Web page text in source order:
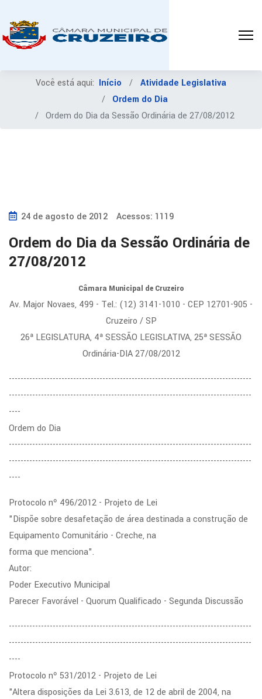
Você está aqui: Início
Atividade Legislativa
Ordem do Dia
Ordem do Dia da Sessão Ordinária de 27/08/2012
24 de agosto de 2012 Acessos: 1119
Ordem do Dia da Sessão Ordinária de
27/08/2012
Câmara Municipal de Cruzeiro
Av. Major Novaes, 499 - Tel.: (12) 3141-1010 - CEP 12701-905 -
Cruzeiro / SP
26ª LEGISLATURA, 4ª SESSÃO LEGISLATIVA, 25ª SESSÃO
Ordinária-DIA 27/08/2012
-----------------------------------------------------------------------------------
-----------------------------------------------------------------------------------
----
Ordem do Dia
-----------------------------------------------------------------------------------
-----------------------------------------------------------------------------------
----
Protocolo nº 496/2012 - Projeto de Lei
"Dispõe sobre desafetação de área destinada a construção de
Equipamento Comunitário - Creche, na
forma que menciona".
Autor:
Poder Executivo Municipal
Parecer Favorável - Quorum Qualificado - Segunda Discussão
-----------------------------------------------------------------------------------
-----------------------------------------------------------------------------------
----
Protocolo nº 531/2012 - Projeto de Lei
"Altera disposições da Lei 3.613, de 12 de abril de 2004, na